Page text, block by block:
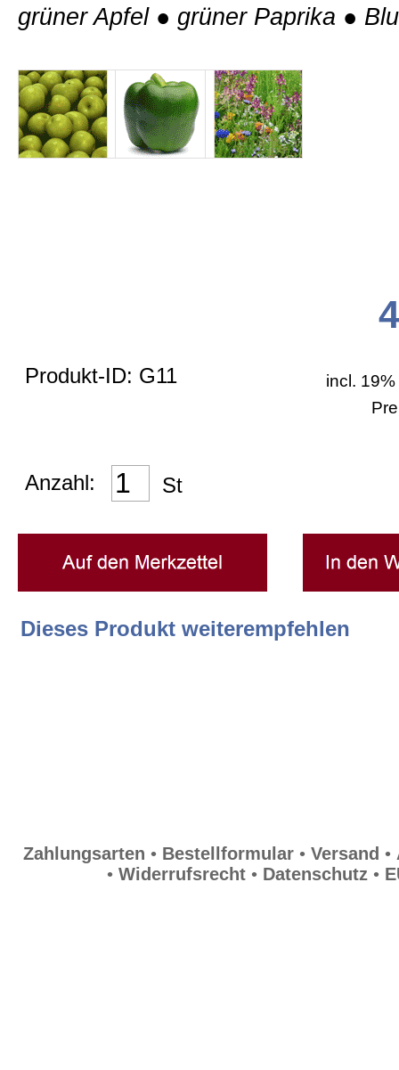
Kontakt
Allgemein
Zahlungsarten
Widerrufsrecht
Datenschutz
EULLe
grüner Apfel ● grüner Paprika ●
Produkt-ID: G11
incl.
Anzahl: St
Dieses Produkt weiterempfehlen
Zahlungsarten • Bestellformular• Versand •
• Widerrufsrecht • Datenschutz •